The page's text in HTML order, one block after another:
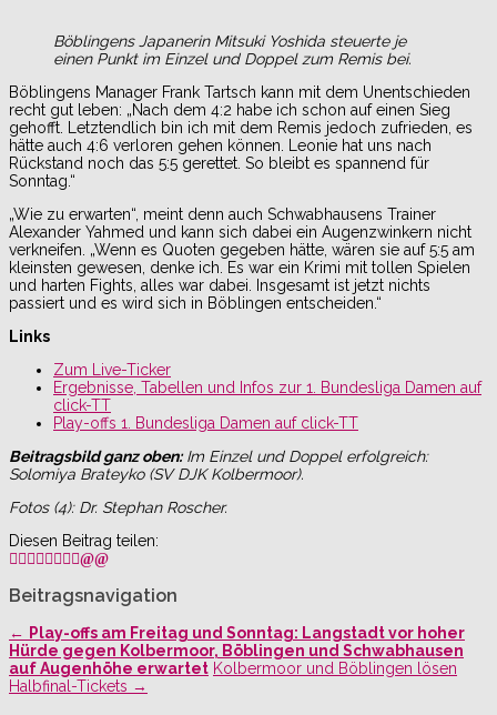
Böblingens Japanerin Mitsuki Yoshida steuerte je
einen Punkt im Einzel und Doppel zum Remis bei.
Böblingens Manager Frank Tartsch kann mit dem Unentschieden
recht gut leben: „Nach dem 4:2 habe ich schon auf einen Sieg
gehofft. Letztendlich bin ich mit dem Remis jedoch zufrieden, es
hätte auch 4:6 verloren gehen können. Leonie hat uns nach
Rückstand noch das 5:5 gerettet. So bleibt es spannend für
Sonntag.“
„Wie zu erwarten“, meint denn auch Schwabhausens Trainer
Alexander Yahmed und kann sich dabei ein Augenzwinkern nicht
verkneifen. „Wenn es Quoten gegeben hätte, wären sie auf 5:5 am
kleinsten gewesen, denke ich. Es war ein Krimi mit tollen Spielen
und harten Fights, alles war dabei. Insgesamt ist jetzt nichts
passiert und es wird sich in Böblingen entscheiden.“
Links
Zum Live-Ticker
Ergebnisse, Tabellen und Infos zur 1. Bundesliga Damen auf
click-TT
Play-offs 1. Bundesliga Damen auf click-TT
Beitragsbild ganz oben:Im Einzel und Doppel erfolgreich:
Solomiya Brateyko (SV DJK Kolbermoor).
Fotos (4): Dr. Stephan Roscher.
Diesen Beitrag teilen:
Beitragsnavigation
← Play-offs am Freitag und Sonntag: Langstadt vor hoher
Hürde gegen Kolbermoor, Böblingen und Schwabhausen
auf Augenhöhe erwartet Kolbermoor und Böblingen lösen
Halbfinal-Tickets →